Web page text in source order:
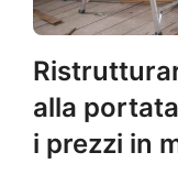
alla
i prezzi in